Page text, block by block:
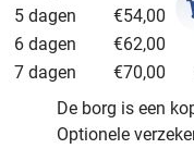
5 dagen
€54,00
6 dagen
€62,00
7 dagen
€70,00
De borg is een
Optionele